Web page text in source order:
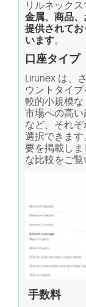
リルネックス
金属、商品
提供されてお
います。
口座タイプ
Lirunex は、
ウントタイ
較的小規模な
市場への高
など、それ
選択できま
要を掲載し
な比較をご覧
手数料